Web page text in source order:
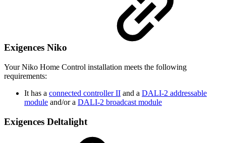
Exigences Niko
Your Niko Home Control installation meets the following
requirements:
It has a connected controller II and a DALI-2 addressable
module and/or a DALI-2 broadcast module
Exigences Deltalight